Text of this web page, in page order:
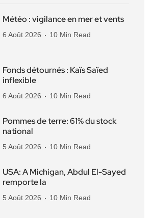
Météo : vigilance en mer et vents
6 Août 2026 10 Min Read
Fonds détournés : Kaïs Saïed
inflexible
6 Août 2026 10 Min Read
Pommes de terre: 61% du stock
national
5 Août 2026 10 Min Read
USA: A Michigan, Abdul El-Sayed
remporte la
5 Août 2026 10 Min Read